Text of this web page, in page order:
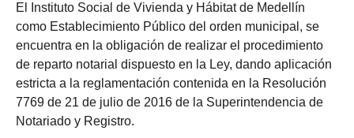
El Instituto Social de Vivienda y Hábitat de Medellín
como Establecimiento Público del orden municipal, se
encuentra en la obligación de realizar el procedimiento
de reparto notarial dispuesto en la Ley, dando aplicación
estricta a la reglamentación contenida en la Resolución
7769 de 21 de julio de 2016 de la Superintendencia de
Notariado y Registro.